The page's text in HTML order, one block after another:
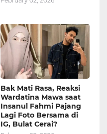
Bak Mati Rasa, Reaksi
Wardatina Mawa saat
Insanul Fahmi Pajang
Lagi Foto Bersama di
IG, Bulat Cerai?